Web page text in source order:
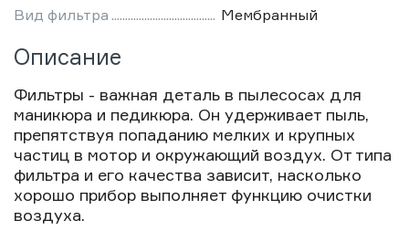
Вид фильтра
Мембранный
Описание
Фильтры - важная деталь в пылесосах для
маникюра и педикюра. Он удерживает пыль,
препятствуя попаданию мелких и крупных
частиц в мотор и окружающий воздух. От типа
фильтра и его качества зависит, насколько
хорошо прибор выполняет функцию очистки
воздуха.